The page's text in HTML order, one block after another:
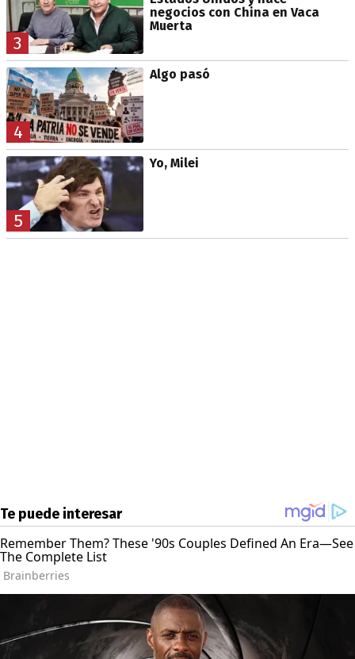
3
negocios con China en Vaca
Muerta
4
Algo pasó
5
Yo, Milei